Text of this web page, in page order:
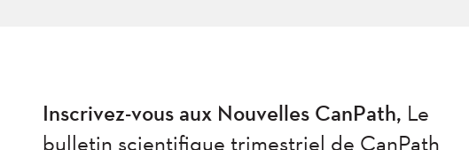
Inscrivez-vous aux Nouvelles CanPath, Le
bulletin scientifique trimestriel de CanPath